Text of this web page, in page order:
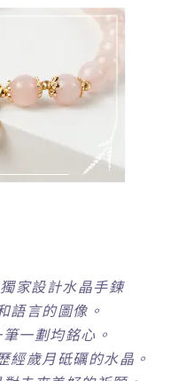
家設計水晶手鍊
語言的圖像。
一劃均銘心。
經歲月砥礪的水晶。